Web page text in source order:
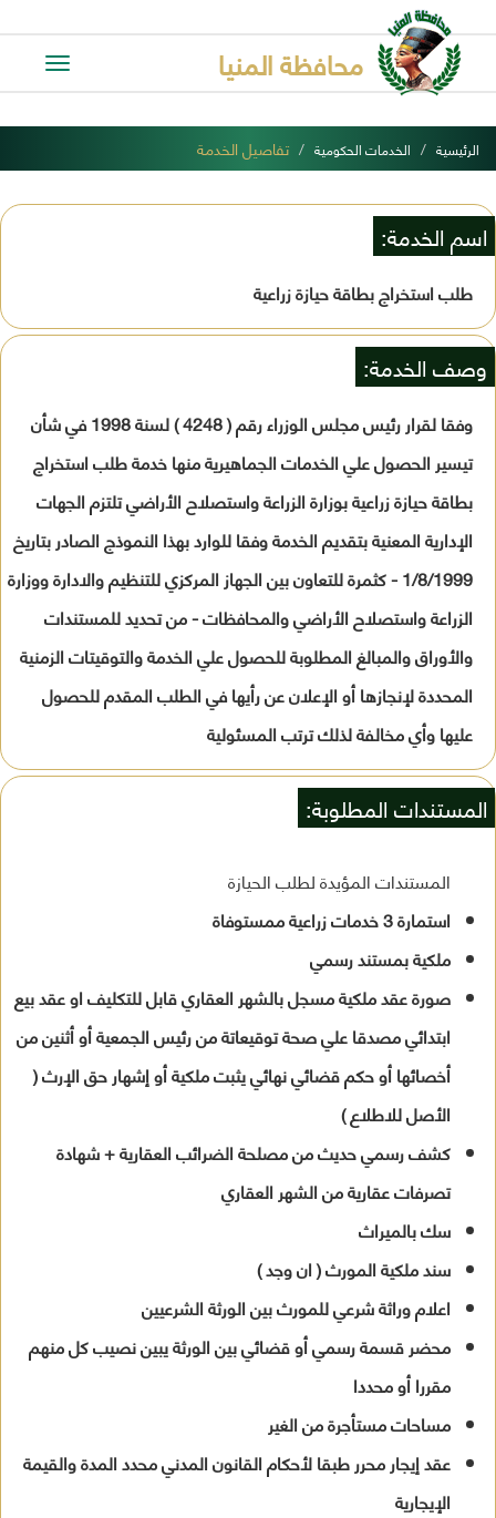
Toggle
محافظة المنيا
الرئيسية الخدمات الحكومية تفاصيل الخدمة
اسم الخدمة:
طلب استخراج بطاقة حيازة زراعية
وصف الخدمة:
وفقا لقرار رئيس مجلس الوزراء رقم ( 4248 ) لسنة 1998 في شأن
تيسير الحصول علي الخدمات الجماهيرية منها خدمة طلب استخراج
بطاقة حيازة زراعية بوزارة الزراعة واستصلاح الأراضي تلتزم الجهات
الإدارية المعنية بتقديم الخدمة وفقا للوارد بهذا النموذج الصادر بتاريخ
1/8/1999 - كثمرة للتعاون بين الجهاز المركزي للتنظيم والادارة ووزارة
الزراعة واستصلاح الأراضي والمحافظات - من تحديد للمستندات
والأوراق والمبالغ المطلوبة للحصول علي الخدمة والتوقيتات الزمنية
المحددة لإنجازها أو الإعلان عن رأيها في الطلب المقدم للحصول
عليها وأي مخالفة لذلك ترتب المسئولية
المستندات المطلوبة:
المستندات المؤيدة لطلب الحيازة
استمارة 3 خدمات زراعية ممستوفاة
ملكية بمستند رسمي
صورة عقد ملكية مسجل بالشهر العقاري قابل للتكليف او عقد بيع
ابتدائي مصدقا علي صحة توقيعاتة من رئيس الجمعية أو أثنين من
أخصائها أو حكم قضائي نهائي يثبت ملكية أو إشهار حق الإرث (
الأصل للاطلاع )
كشف رسمي حديث من مصلحة الضرائب العقارية + شهادة
تصرفات عقارية من الشهر العقاري
سك بالميراث
سند ملكية المورث ( ان وجد )
اعلام وراثة شرعي للمورث بين الورثة الشرعيين
محضر قسمة رسمي أو قضائي بين الورثة يبين نصيب كل منهم
مقررا أو محددا
مساحات مستأجرة من الغير
عقد إيجار محرر طبقا لأحكام القانون المدني محدد المدة والقيمة
الإيجارية